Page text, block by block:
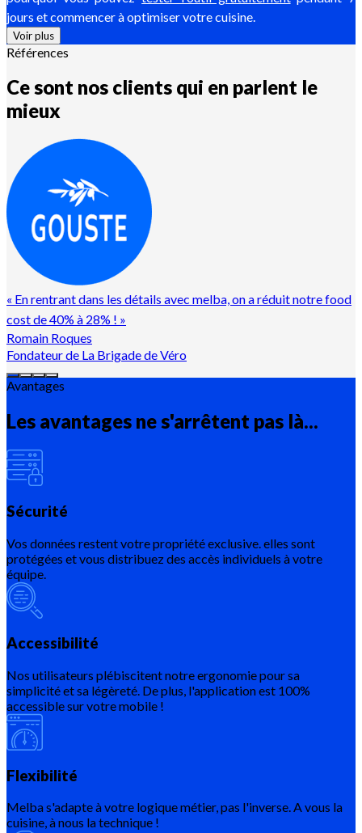
jours et commencer à optimiser votre cuisine.
Voir plus
Références
Ce sont nos clients qui en parlent le
mieux
« En rentrant dans les détails avec melba, on a réduit notre food
cost de 40% à 28% ! »
Romain Roques
Fondateur de La Brigade de Véro
Avantages
Les avantages ne s'arrêtent pas là...
Sécurité
Vos données restent votre propriété exclusive. elles sont
protégées et vous distribuez des accès individuels à votre
équipe.
Accessibilité
Nos utilisateurs plébiscitent notre ergonomie pour sa
simplicité et sa légèreté. De plus, l'application est 100%
accessible sur votre mobile !
Flexibilité
Melba s'adapte à votre logique métier, pas l'inverse. A vous la
cuisine, à nous la technique !